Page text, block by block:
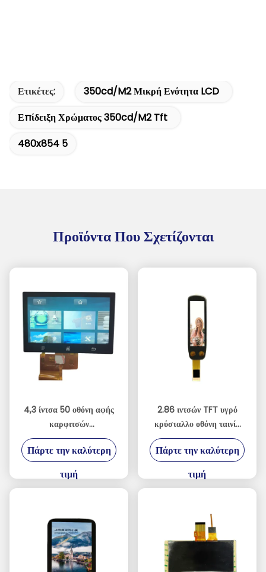
Ετικέτες:
350cd/m2 Μικρή Ενότητα LCD
Επίδειξη Χρώματος 350cd/m2 Tft
480x854 5
Προϊόντα Που Σχετίζονται
4,3 ίντσα 50 οθόνη αφής
καρφιτσών
800xRGBx480 TFT LCD
με την επιτροπή
ΕΙΔΗΣΕΟΓΡΑΦΙΚΏΝ
Πάρτε την καλύτερη
τιμή
2.86 ιντσών TFT υγρό
κρύσταλλο οθόνη ταινία
χωρητική οθόνη αφής για
πένα σημεία ανάγνωσης
Πάρτε την καλύτερη
τιμή